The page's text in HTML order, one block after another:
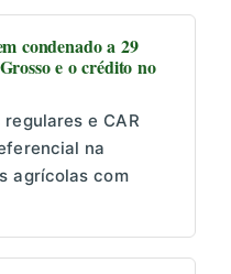
condenado a 29
e o crédito no
e CAR
na
agrícolas com